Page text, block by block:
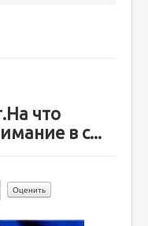
что
в с...